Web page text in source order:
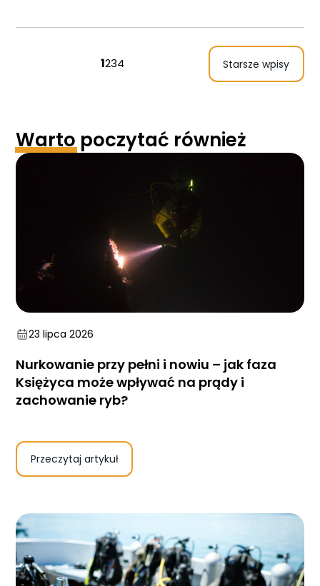
1234 Starsze wpisy
Warto poczytać również
23 lipca 2026
Nurkowanie przy pełni i nowiu – jak faza
Księżyca może wpływać na prądy i
zachowanie ryb?
Przeczytaj artykuł